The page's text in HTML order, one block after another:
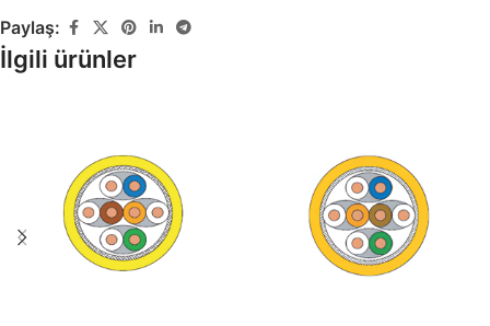
Paylaş:
İlgili ürünler